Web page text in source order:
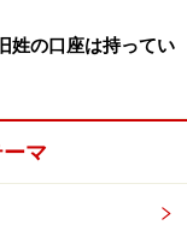
姓の口座は持ってい
マ